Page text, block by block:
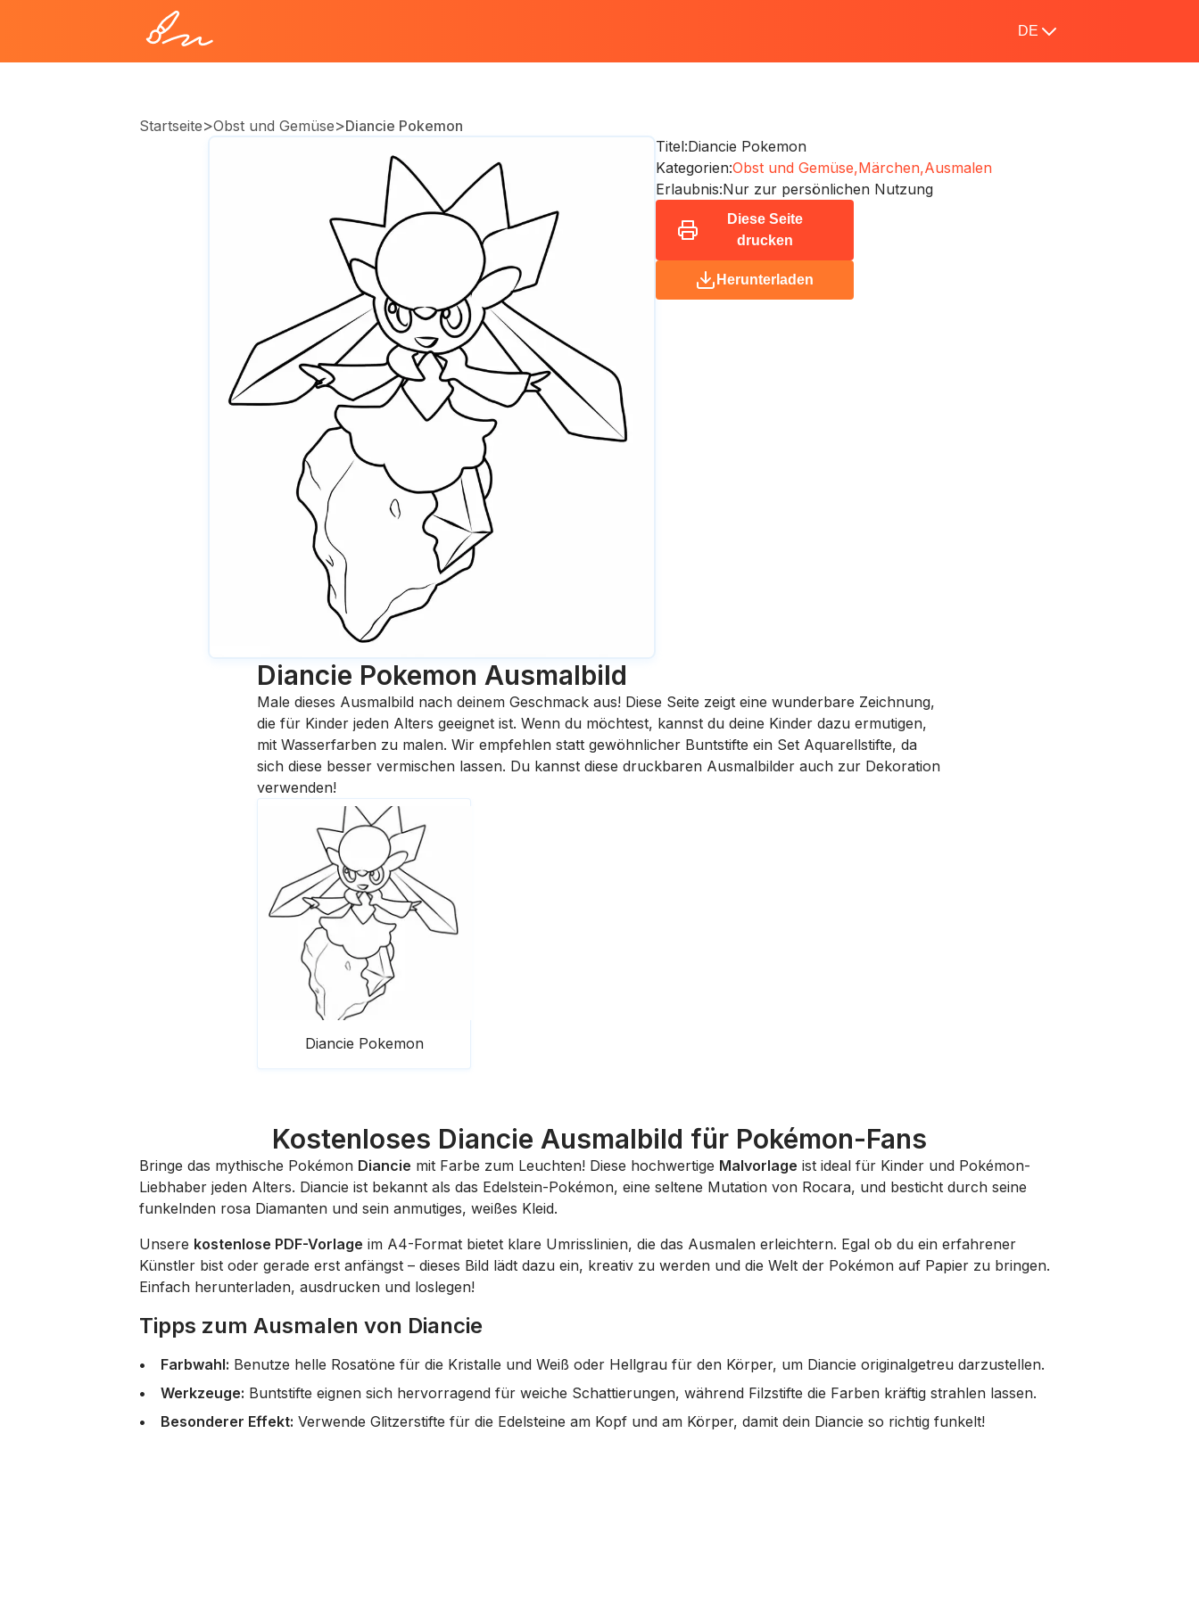
DE
Startseite>Obst und Gemüse>Diancie Pokemon
Titel:Diancie Pokemon
Kategorien:Obst und Gemüse,Märchen,Ausmalen
Erlaubnis:Nur zur persönlichen Nutzung
Diese Seite
drucken
Herunterladen
Diancie Pokemon Ausmalbild
Male dieses Ausmalbild nach deinem Geschmack aus! Diese Seite zeigt eine wunderbare Zeichnung,
die für Kinder jeden Alters geeignet ist. Wenn du möchtest, kannst du deine Kinder dazu ermutigen,
mit Wasserfarben zu malen. Wir empfehlen statt gewöhnlicher Buntstifte ein Set Aquarellstifte, da
sich diese besser vermischen lassen. Du kannst diese druckbaren Ausmalbilder auch zur Dekoration
verwenden!
Diancie Pokemon
Kostenloses Diancie Ausmalbild für Pokémon-Fans
Bringe das mythische Pokémon Diancie mit Farbe zum Leuchten! Diese hochwertige Malvorlage ist ideal für Kinder und Pokémon-
Liebhaber jeden Alters. Diancie ist bekannt als das Edelstein-Pokémon, eine seltene Mutation von Rocara, und besticht durch seine
funkelnden rosa Diamanten und sein anmutiges, weißes Kleid.
Unsere kostenlose PDF-Vorlage im A4-Format bietet klare Umrisslinien, die das Ausmalen erleichtern. Egal ob du ein erfahrener
Künstler bist oder gerade erst anfängst – dieses Bild lädt dazu ein, kreativ zu werden und die Welt der Pokémon auf Papier zu bringen.
Einfach herunterladen, ausdrucken und loslegen!
Tipps zum Ausmalen von Diancie
Farbwahl: Benutze helle Rosatöne für die Kristalle und Weiß oder Hellgrau für den Körper, um Diancie originalgetreu darzustellen.
Werkzeuge: Buntstifte eignen sich hervorragend für weiche Schattierungen, während Filzstifte die Farben kräftig strahlen lassen.
Besonderer Effekt: Verwende Glitzerstifte für die Edelsteine am Kopf und am Körper, damit dein Diancie so richtig funkelt!